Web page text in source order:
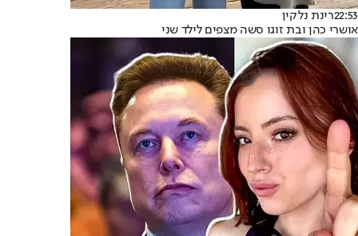
22:53רינת נלקין
אושרי כהן ובת זוגו סשה מצפים לילד שני